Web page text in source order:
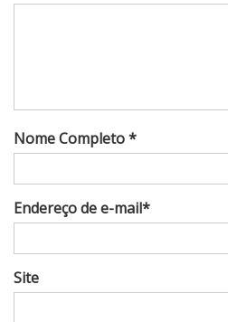
Nome Completo *
Endereço de e-mail*
Site